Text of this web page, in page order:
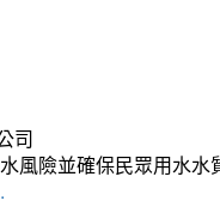
司
風險並確保民眾用水